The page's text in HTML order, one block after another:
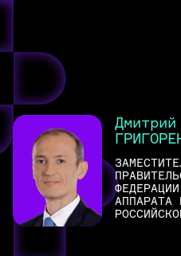
Маркетплейсы,
онлайн-банки, Госуслуги
Центры обучения
карьерные платформы,
социальные сети,
платформы и
АППАРАТА